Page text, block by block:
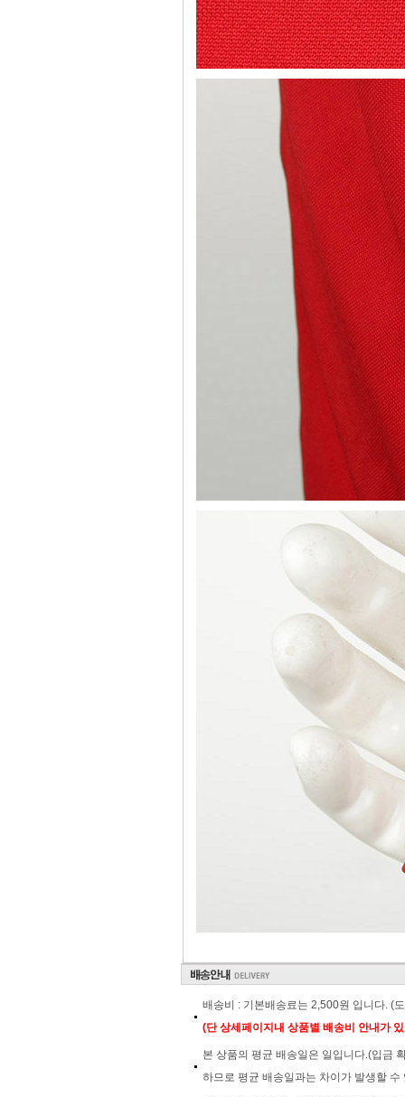
배송비 : 기본배송료는 2,500원 입니다. (
(단 상세페이지내 상품별 배송비 안내가
본 상품의 평균 배송일은 일입니다.(입금
하므로 평균 배송일과는 차이가 발생할 수